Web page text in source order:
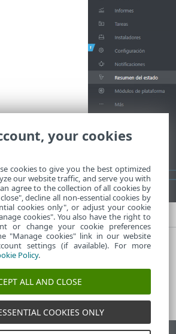
your cookies
cookies to give you the best optimized
our website traffic, and serve you with
agree to the collection of all cookies by
decline all non-essential cookies by
cookies only", or adjust your cookie
cookies". You also have the right to
or change your cookie preferences
"Manage cookies" link in our website
settings (if available). For more
Policy.
ALL AND CLOSE
COOKIES ONLY